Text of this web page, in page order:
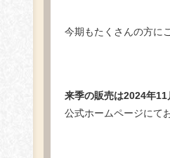
今期もたくさんの方に
来季の販売は2024年11
公式ホームページにて